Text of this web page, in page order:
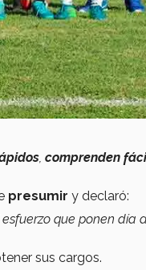
, comprenden
presumir y declaró:
que ponen día a
sus cargos.